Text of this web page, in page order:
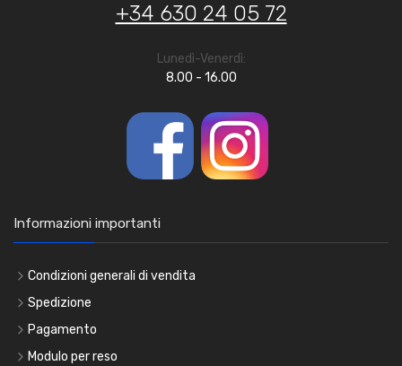
+34 630 24 05 72
Lunedì-Venerdì:
8.00 - 16.00
Informazioni importanti
Condizioni generali di vendita
Spedizione
Pagamento
Modulo per reso